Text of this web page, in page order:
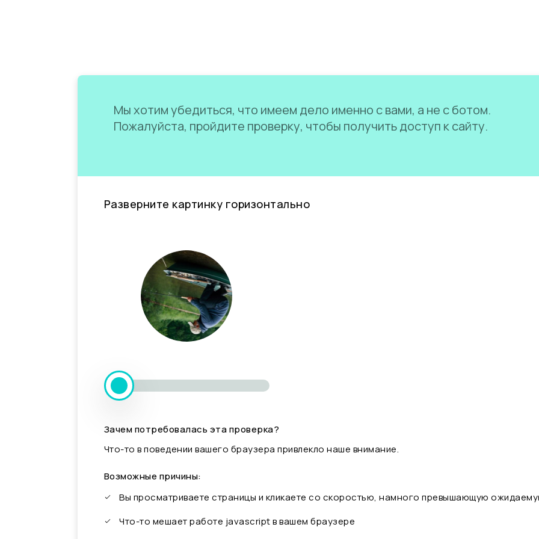
Мы хотим убедиться, что имеем дело именно с вами, а не с ботом.
Пожалуйста, пройдите проверку, чтобы получить доступ к сайту.
Разверните картинку горизонтально
Зачем потребовалась эта проверка?
Что-то в поведении вашего браузера привлекло наше внимание.
Возможные причины:
Вы просматриваете страницы и кликаете со скоростью, намного превышающую
Что-то мешает работе javascript в вашем браузере